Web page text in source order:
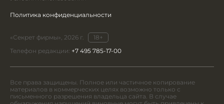
Политика конфиденциальности
«Секрет фирмы», 2026 г.
18+
Телефон редакции: +7 495 785-17-00
Все права защищены. Полное или частичное копирование
материалов в коммерческих целях возможно только с
письменного разрешения владельца сайта. В случае